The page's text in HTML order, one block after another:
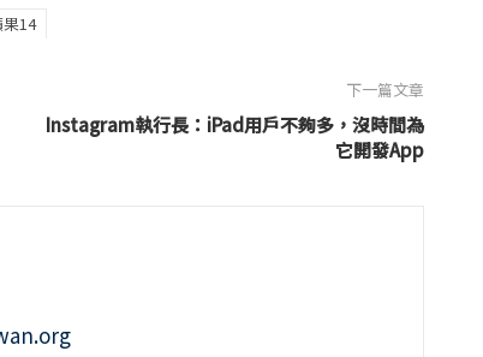
14
下一篇文章
Instagram執行長：iPad用戶不夠多，沒時間為
它開發App